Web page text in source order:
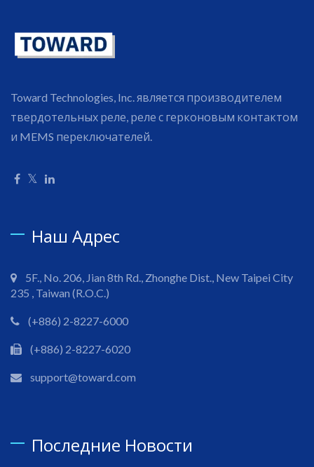
Toward Technologies, Inc. является производителем
твердотельных реле, реле с герконовым контактом
и MEMS переключателей.
Наш Адрес
5F., No. 206, Jian 8th Rd., Zhonghe Dist., New Taipei City
235 , Taiwan (R.O.C.)
(+886) 2-8227-6000
(+886) 2-8227-6020
support@toward.com
Последние Новости